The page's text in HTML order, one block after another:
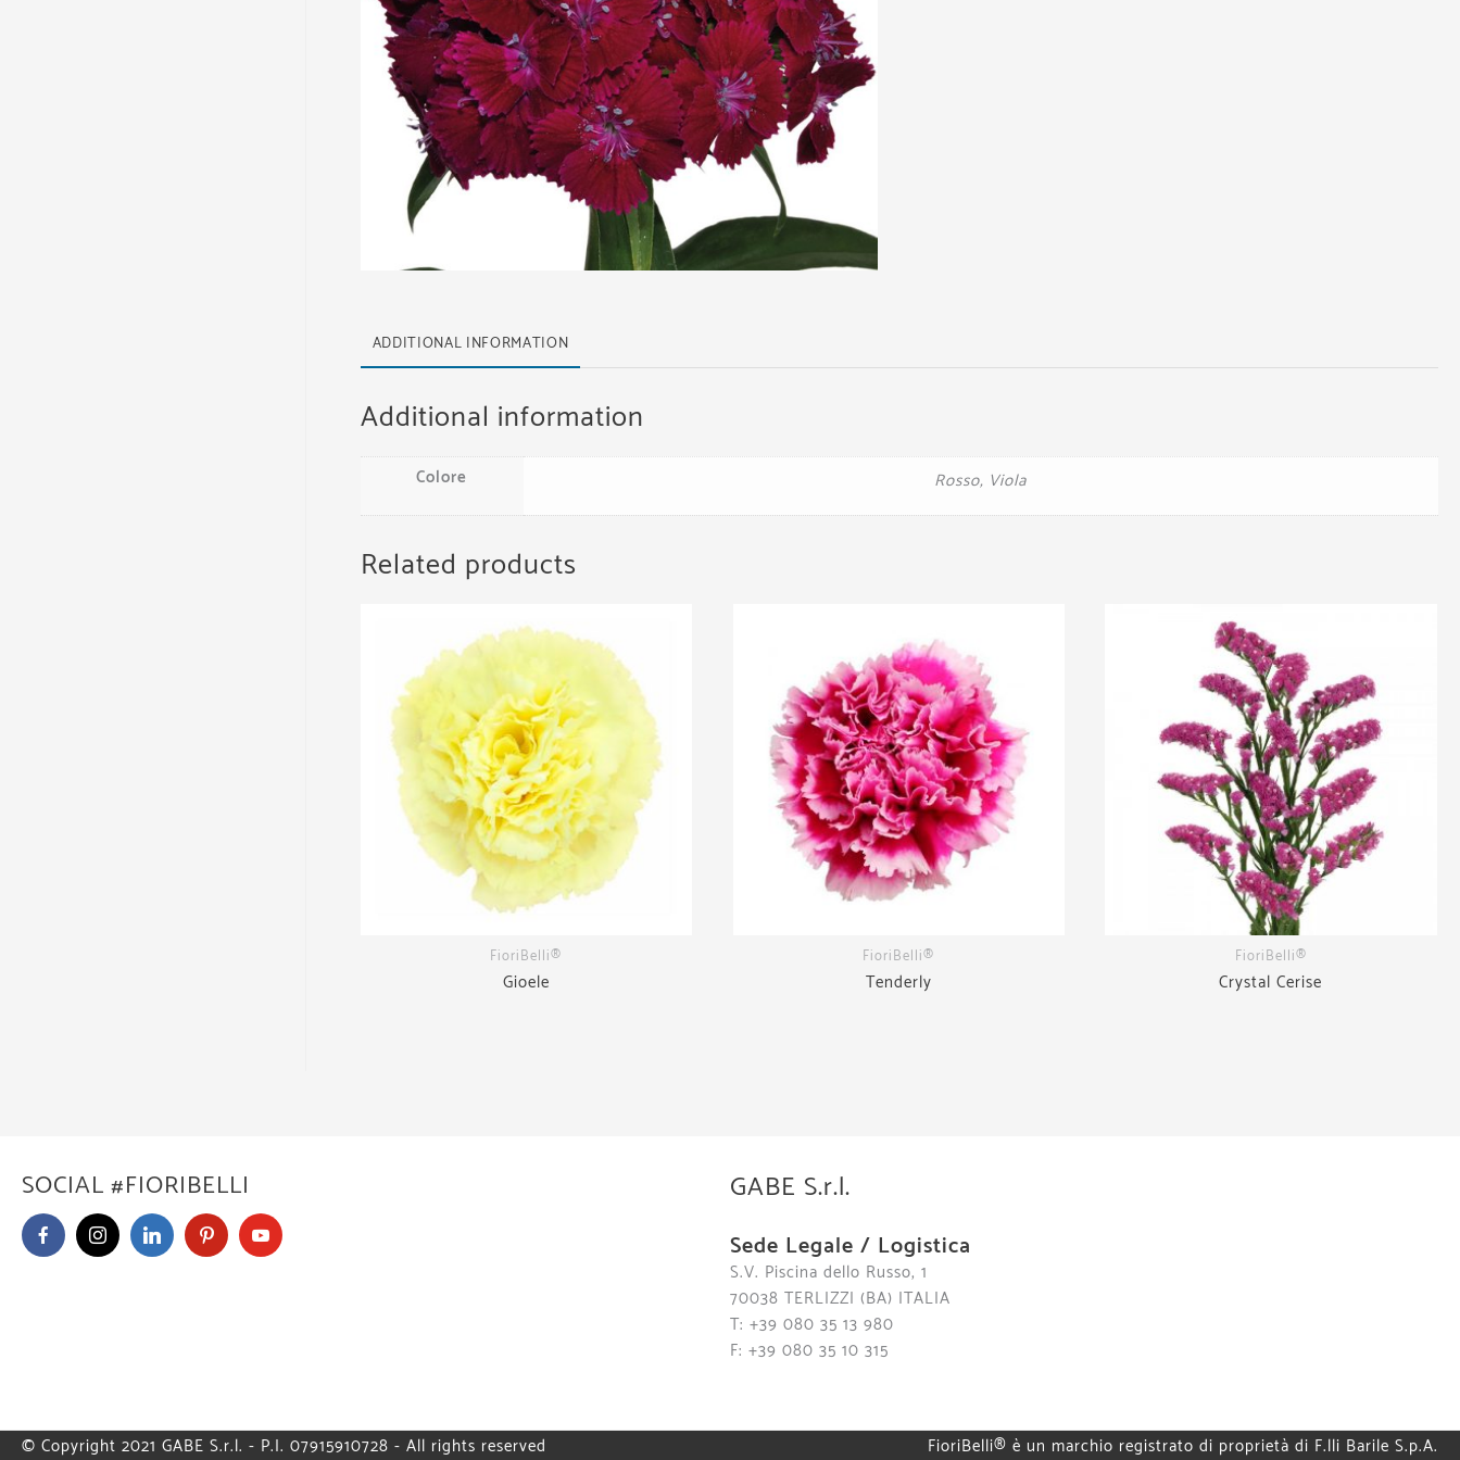
ADDITIONAL INFORMATION
Additional information
Colore Rosso, Viola
Related products
FioriBelli®
Gioele
FioriBelli®
Tenderly
FioriBelli®
Crystal Cerise
SOCIAL #FIORIBELLI GABE S.r.l.
Sede Legale / Logistica
S.V. Piscina dello Russo, 1
70038 TERLIZZI (BA) ITALIA
T: +39 080 35 13 980
F: +39 080 35 10 315
© Copyright 2021 GABE S.r.l. - P.I. 07915910728 - All rights reserved FioriBelli® è un marchio registrato di proprietà di F.lli Barile S.p.A.